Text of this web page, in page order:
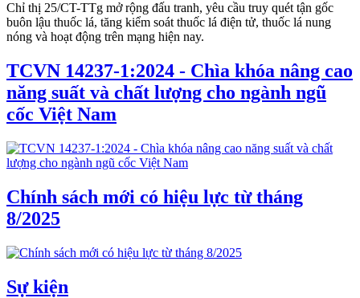
Chỉ thị 25/CT-TTg mở rộng đấu tranh, yêu cầu truy quét tận gốc
buôn lậu thuốc lá, tăng kiểm soát thuốc lá điện tử, thuốc lá nung
nóng và hoạt động trên mạng hiện nay.
TCVN 14237-1:2024 - Chìa khóa nâng cao
năng suất và chất lượng cho ngành ngũ
cốc Việt Nam
Chính sách mới có hiệu lực từ tháng
8/2025
Sự kiện